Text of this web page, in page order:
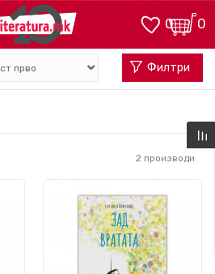
0
0
Филтри
2 производи